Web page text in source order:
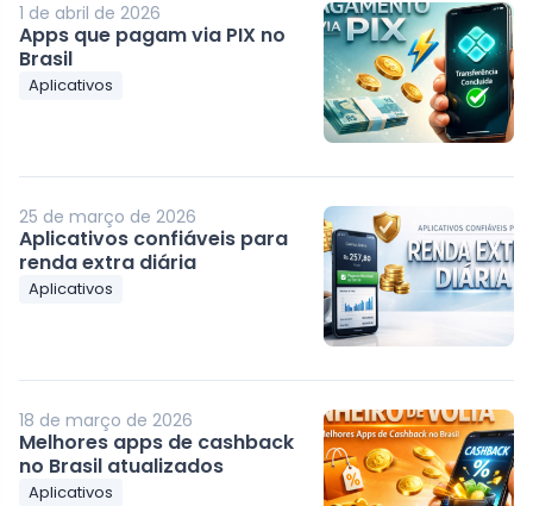
1 de abril de 2026
Apps que pagam via PIX no
Brasil
Aplicativos
25 de março de 2026
Aplicativos confiáveis para
renda extra diária
Aplicativos
18 de março de 2026
Melhores apps de cashback
no Brasil atualizados
Aplicativos